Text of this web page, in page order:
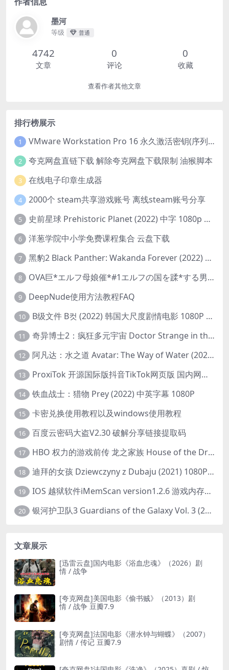
墨河
等级 普通
4742
文章
0
评论
0
收藏
查看作者其他文章
排行榜展示
1 VMware Workstation Pro 16 永久激活密钥(序列号)
2 夸克网盘直链下载 解除夸克网盘下载限制 油猴脚本
3 在线电子印章生成器
4 2000个 steam共享游戏账号 离线steam账号分享
5 史前星球 Prehistoric Planet (2022) 中字 1080p 高清 阿里云盘 2022.5.27已更新全集
6 洋葱学院中小学免费课程集合 云盘下载
7 黑豹2 Black Panther: Wakanda Forever (2022) 高清版
8 OVA巨*エルフ母娘催*#1エルフの国を蹂*する男。汚された女王と姫
9 DeepNude使用方法教程FAQ
10 B级文件 B컷 (2022) 韩国大尺度剧情电影 1080P 中字
11 奇异博士2：疯狂多元宇宙 Doctor Strange in the Multiverse of Madness (2022) 高清版1080p
12 阿凡达：水之道 Avatar: The Way of Water (2022) 1080p 2k 4k 中文字幕
13 ProxiTok 开源国际版抖音TikTok网页版 国内网络直连
14 铁血战士：猎物 Prey (2022) 中英字幕 1080P
15 卡密兑换使用教程以及windows使用教程
16 百度云密码大盗V2.30 破解分享链接提取码
17 HBO 权力的游戏前传 龙之家族 House of the Dragon (2022) 中字 1080P 更新4集
18 迪拜的女孩 Dziewczyny z Dubaju (2021) 1080P 中字
19 IOS 越狱软件iMemScan version1.2.6 游戏内存修改器
20 银河护卫队3 Guardians of the Galaxy Vol. 3 (2023)4K高清资源1080p只分享精品
文章展示
[迅雷云盘]国内电影《浴血忠魂》（2026）剧
情 / 战争
[夸克网盘]美国电影《偷书贼》（2013）剧
情 / 战争 豆瓣7.9
[夸克网盘]法国电影《潜水钟与蝴蝶》（2007）
剧情 / 传记 豆瓣7.9